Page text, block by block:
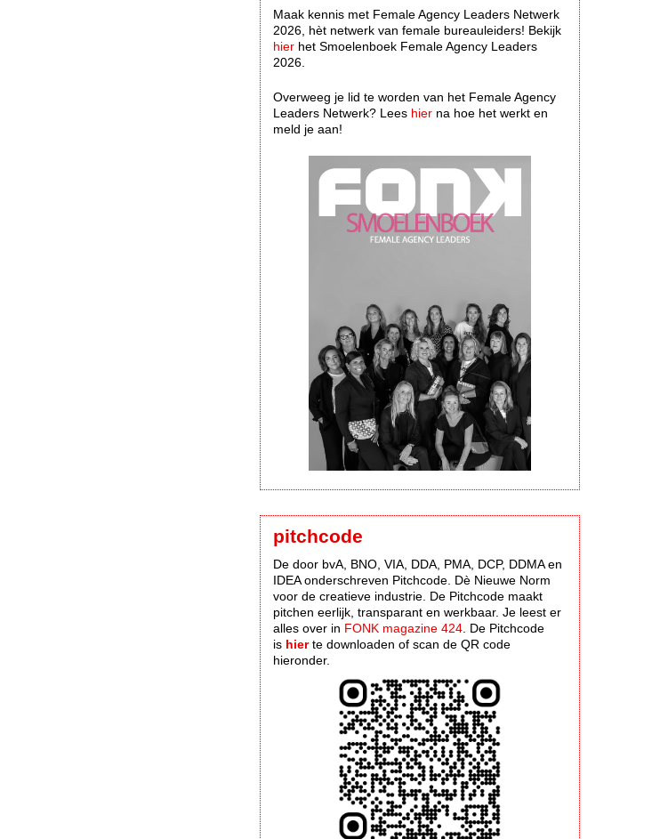
Maak kennis met Female Agency Leaders Netwerk
2026, hèt netwerk van female bureauleiders! Bekijk
hier het Smoelenboek Female Agency Leaders
2026.
Overweeg je lid te worden van het Female Agency
Leaders Netwerk? Lees hier na hoe het werkt en
meld je aan!
pitchcode
De door bvA, BNO, VIA, DDA, PMA, DCP, DDMA en
IDEA onderschreven Pitchcode. Dè Nieuwe Norm
voor de creatieve industrie. De Pitchcode maakt
pitchen eerlijk, transparant en werkbaar. Je leest er
alles over in FONK magazine 424 . De Pitchcode
is hierte downloaden of scan de QR code
hieronder.